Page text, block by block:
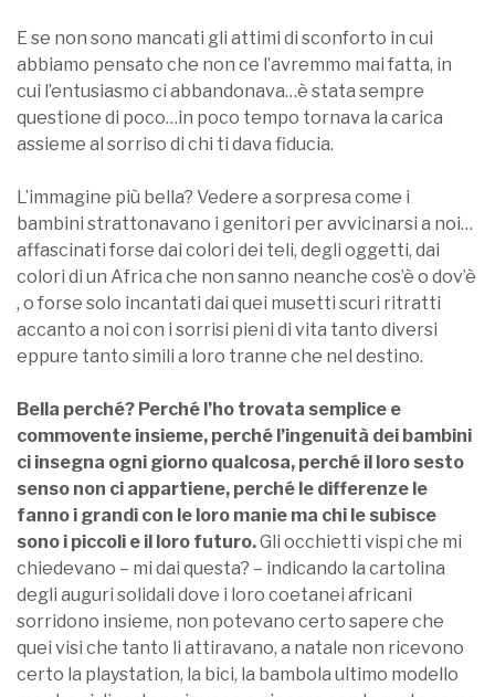
E se non sono mancati gli attimi di sconforto in cui
abbiamo pensato che non ce l’avremmo mai fatta, in
cui l’entusiasmo ci abbandonava…è stata sempre
questione di poco…in poco tempo tornava la carica
assieme al sorriso di chi ti dava fiducia.
L’immagine più bella? Vedere a sorpresa come i
bambini strattonavano i genitori per avvicinarsi a noi…
affascinati forse dai colori dei teli, degli oggetti, dai
colori di un Africa che non sanno neanche cos’è o dov’è
, o forse solo incantati dai quei musetti scuri ritratti
accanto a noi con i sorrisi pieni di vita tanto diversi
eppure tanto simili a loro tranne che nel destino.
Bella perché? Perché l’ho trovata semplice e
commovente insieme, perché l’ingenuità dei bambini
ci insegna ogni giorno qualcosa, perché il loro sesto
senso non ci appartiene, perché le differenze le
fanno i grandi con le loro manie ma chi le subisce
sono i piccoli e il loro futuro.Gli occhietti vispi che mi
chiedevano – mi dai questa? – indicando la cartolina
degli auguri solidali dove i loro coetanei africani
sorridono insieme, non potevano certo sapere che
quei visi che tanto li attiravano, a natale non ricevono
certo la playstation, la bici, la bambola ultimo modello